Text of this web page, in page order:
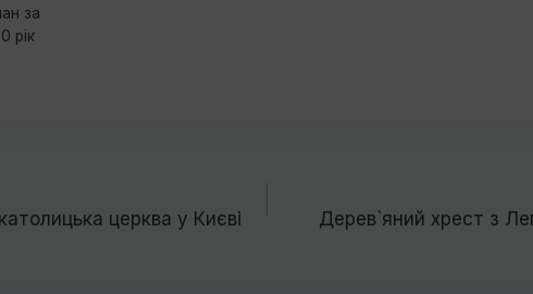
за
рік
церква у Києві Дерев`яний хрест з